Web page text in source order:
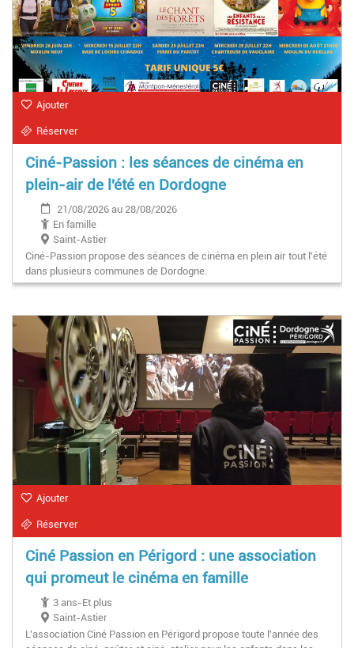
Ajouter
Réserver
Ciné-Passion : les séances de cinéma en
plein-air de l'été en Dordogne
21/08/2026 au 28/08/2026
En famille
Saint-Astier
Ciné-Passion propose des séances de cinéma en plein air tout l'été
dans plusieurs communes de Dordogne.
Ajouter
Réserver
Ciné Passion en Périgord : une association
qui promeut le cinéma en famille
3 ans-Et plus
Saint-Astier
L'association Ciné Passion en Périgord propose toute l'année des